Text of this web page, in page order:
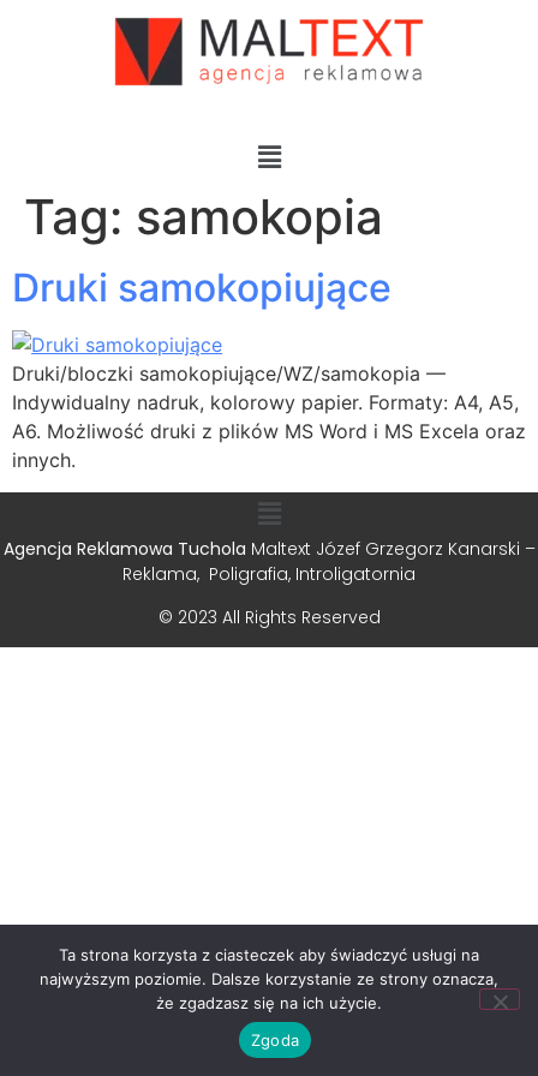
Tag: samokopia
Druki samokopiujące
Druki/bloczki samokopiujące/WZ/samokopia —
Indywidualny nadruk, kolorowy papier. Formaty: A4, A5,
A6. Możliwość druki z plików MS Word i MS Excela oraz
innych.
Agencja Reklamowa Tuchola Maltext Józef Grzegorz Kanarski –
Reklama, Poligrafia, Introligatornia
© 2023 All Rights Reserved
Ta strona korzysta z ciasteczek aby świadczyć usługi na
najwyższym poziomie. Dalsze korzystanie ze strony oznacza,
że zgadzasz się na ich użycie.
Zgoda